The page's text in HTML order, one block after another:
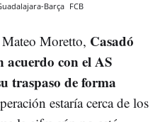
Barça FCB
Moretto, Casadó
acuerdo con el AS
traspaso de forma
estaría cerca de los